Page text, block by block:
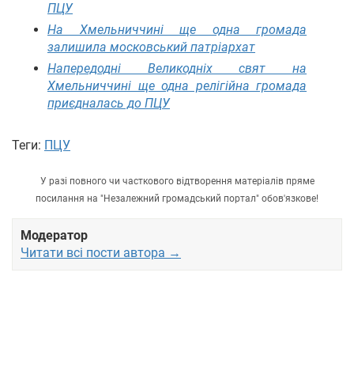
ПЦУ
На Хмельниччині ще одна громада
залишила московський патріархат
Напередодні Великодніх свят на
Хмельниччині ще одна релігійна громада
приєдналась до ПЦУ
Теги: ПЦУ
У разі повного чи часткового відтворення матеріалів пряме
посилання на "Незалежний громадський портал" обов'язкове!
Модератор
Читати всі пости автора →